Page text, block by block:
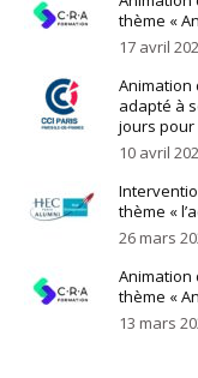
thème «
17 avril
Animation
adapté à
jours
10 avril
thème «
26 mars
Animation
thème «
13 mars